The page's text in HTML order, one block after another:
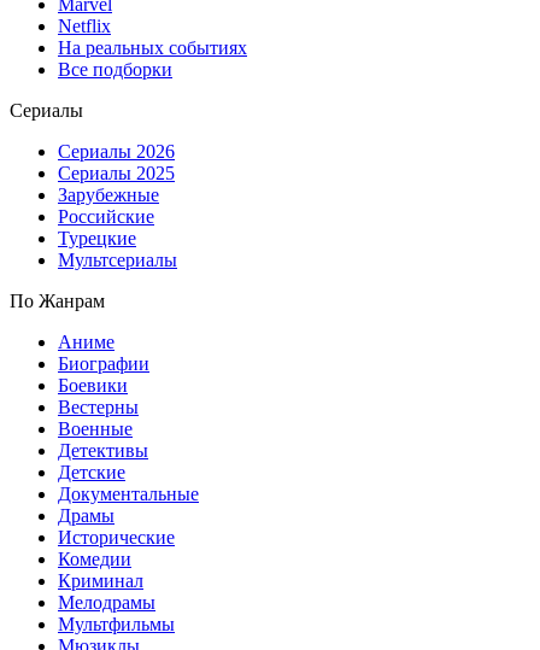
Marvel
Netflix
На реальных событиях
Все подборки
Сериалы
Сериалы 2026
Сериалы 2025
Зарубежные
Российские
Турецкие
Мультсериалы
По Жанрам
Аниме
Биографии
Боевики
Вестерны
Военные
Детективы
Детские
Документальные
Драмы
Исторические
Комедии
Криминал
Мелодрамы
Мультфильмы
Мюзиклы